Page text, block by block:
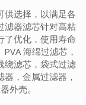
供选择，以满足各
滤器滤芯针对高粘
了优化，使用寿命
海绵过滤芯，
绕滤芯，袋式过滤
，金属过滤器，
外壳。